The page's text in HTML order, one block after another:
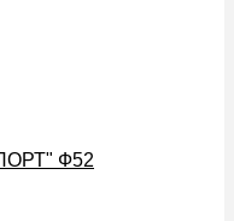
Ф52